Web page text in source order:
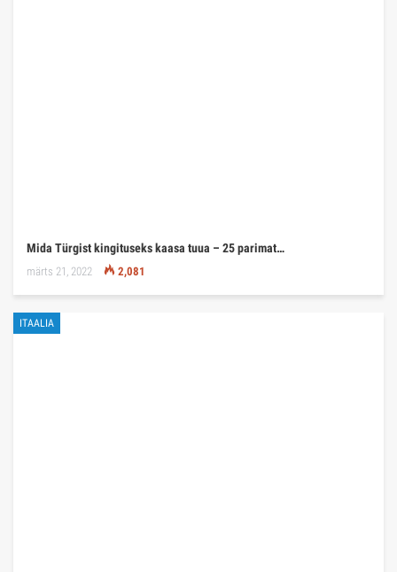
Mida Türgist kingituseks kaasa tuua – 25 parimat…
märts 21, 2022 2,081
ITAALIA